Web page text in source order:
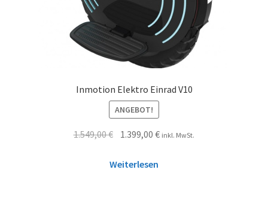
Inmotion Elektro Einrad V10
ANGEBOT!
1.549,00€ 1.399,00€ inkl. MwSt.
Weiterlesen